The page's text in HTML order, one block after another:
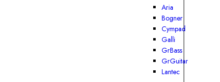
Aria
Bogner
Cympad
Galli
GrBass
GrGuitar
Lantec